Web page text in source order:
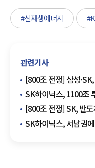
#신재생에너지
관련기사
[800조 전쟁] 삼성
전략 바뀐다
SK하이닉스, 1100조
조정 가능"
[800조 전쟁] SK, 반
SK하이닉스, 서남권